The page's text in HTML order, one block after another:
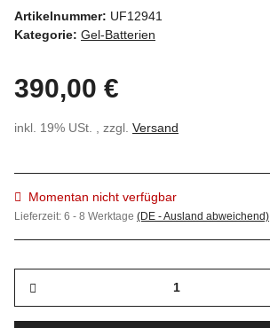
Artikelnummer: UF12941
Kategorie: Gel-Batterien
390,00 €
inkl. 19% USt. , zzgl. Versand
Momentan nicht verfügbar
Lieferzeit: 6 - 8 Werktage (DE - Ausland abweichend)